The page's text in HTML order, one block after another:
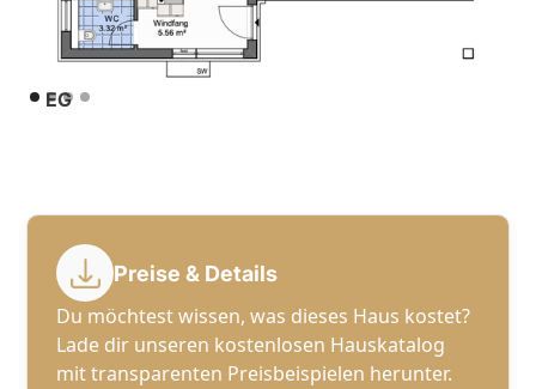
EG
Preise & Details
Du möchtest wissen, was dieses Haus kostet?
Lade dir unseren kostenlosen Hauskatalog
mit transparenten Preisbeispielen herunter.